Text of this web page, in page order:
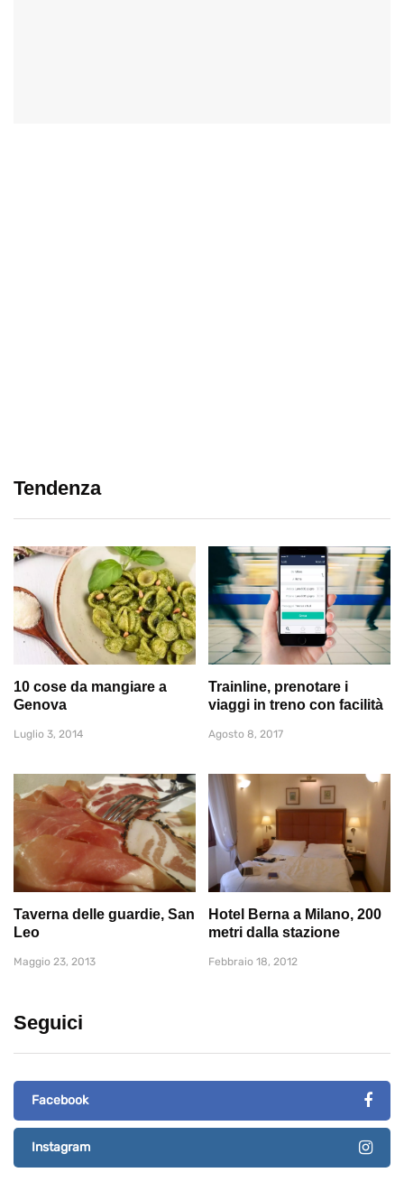
Tendenza
10 cose da mangiare a
Genova
Luglio 3, 2014
Trainline, prenotare i
viaggi in treno con facilità
Agosto 8, 2017
Taverna delle guardie, San
Leo
Maggio 23, 2013
Hotel Berna a Milano, 200
metri dalla stazione
Febbraio 18, 2012
Seguici
Facebook
Instagram